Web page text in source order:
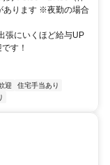
あります ※夜勤の場合
いくほど給与UP
す！
迎
住宅手当あり